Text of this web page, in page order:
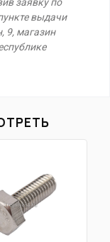
выдачи
9, магазин